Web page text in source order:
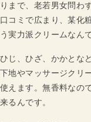
りまで、老若男女問わ
口コミで広まり、某化
う実力派クリームなん
ひじ、ひざ、かかとな
下地やマッサージクリ
使えます。無香料なの
来るんです。